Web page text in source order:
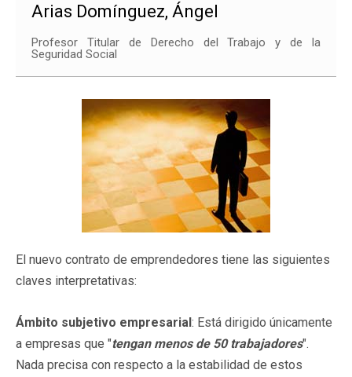
Arias Domínguez, Ángel
Profesor Titular de Derecho del Trabajo y de la
Seguridad Social
El nuevo contrato de emprendedores tiene las siguientes
claves interpretativas:
Ámbito subjetivo empresarial: Está dirigido únicamente
a empresas que "tengan menos de 50 trabajadores".
Nada precisa con respecto a la estabilidad de estos